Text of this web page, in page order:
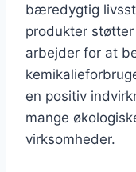
bæredygtig
produkter
arbejder for at
en positiv
mange
virksomheder.